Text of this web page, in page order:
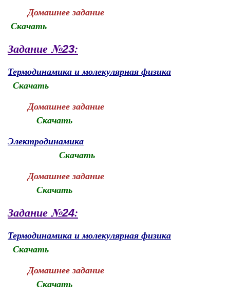
Домашнее задание
Скачать
Задание №23:
Термодинамика и молекулярная физика
Скачать
Домашнее задание
Скачать
Электродинамика
Скачать
Домашнее задание
Скачать
Задание №24:
Термодинамика и молекулярная физика
Скачать
Домашнее задание
Скачать